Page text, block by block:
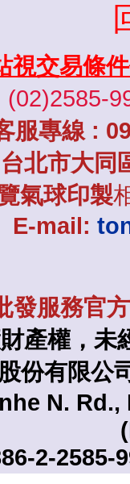
視交易條
(02)2585-
服專線 :
台北市大同
氣球印製
E-mail:
發服務官
產權，未
份有限公
N.
2-2585-